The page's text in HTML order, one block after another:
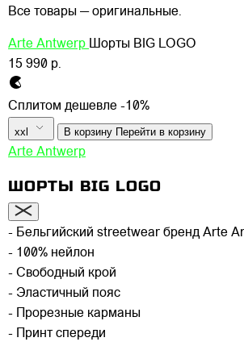
Все товары — оригинальные.
Arte Antwerp Шорты BIG LOGO
15 990 р.
Сплитом дешевле -10%
xxl В корзину Перейти в корзину
Arte Antwerp
ШОРТЫ BIG LOGO
- Бельгийский streetwear бренд Arte
- 100% нейлон
- Свободный крой
- Эластичный пояс
- Прорезные карманы
- Принт спереди